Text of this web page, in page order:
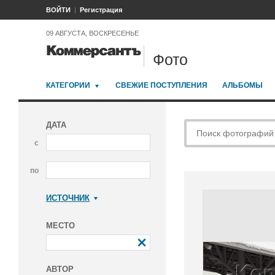
ВОЙТИ Регистрация
09 АВГУСТА, ВОСКРЕСЕНЬЕ
Фото
КАТЕГОРИИ СВЕЖИЕ ПОСТУПЛЕНИЯ АЛЬБОМЫ
ДАТА
с
по
ИСТОЧНИК
МЕСТО
АВТОР